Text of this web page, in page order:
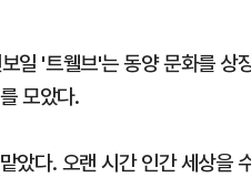
일 '트웰브'는 동양 문화를 상
모았다.
았다. 오랜 시간 인간 세상을